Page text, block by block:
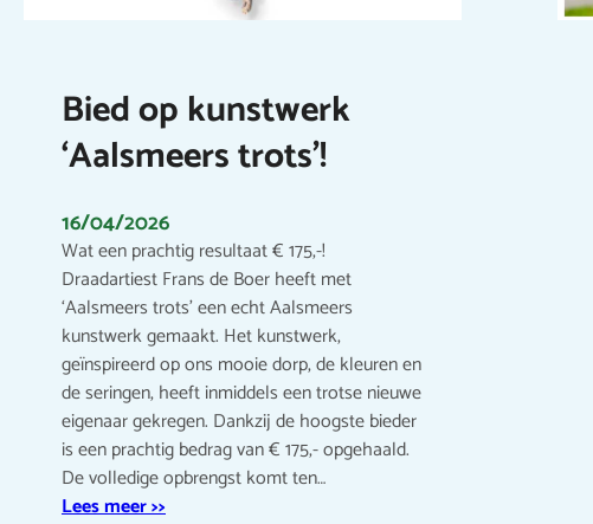
Bied op kunstwerk
‘Aalsmeers trots’!
16/04/2026
Wat een prachtig resultaat € 175,-!
Draadartiest Frans de Boer heeft met
‘Aalsmeers trots’ een echt Aalsmeers
kunstwerk gemaakt. Het kunstwerk,
geïnspireerd op ons mooie dorp, de kleuren en
de seringen, heeft inmiddels een trotse nieuwe
eigenaar gekregen. Dankzij de hoogste bieder
is een prachtig bedrag van € 175,- opgehaald.
De volledige opbrengst komt ten…
Lees meer >>